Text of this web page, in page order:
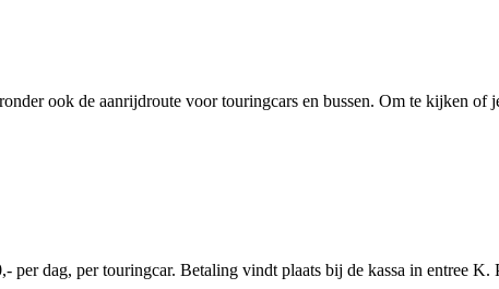
ook de aanrijdroute voor touringcars en bussen. Om te kijken of
dag, per touringcar. Betaling vindt plaats bij de kassa in entree K.